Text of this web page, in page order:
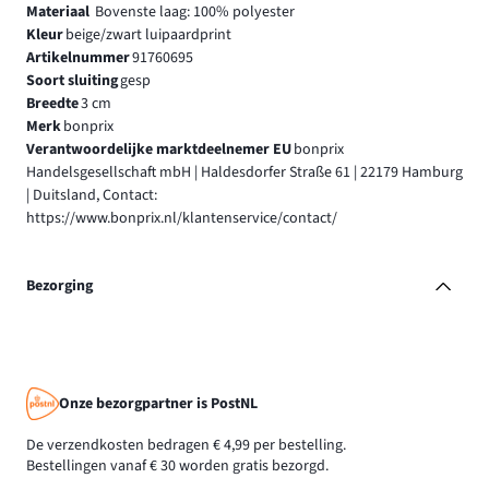
Materiaal Bovenste laag: 100% polyester
Kleurbeige/zwart luipaardprint
Artikelnummer91760695
Soort sluitinggesp
Breedte3 cm
Merkbonprix
Verantwoordelijke marktdeelnemer EUbonprix
Handelsgesellschaft mbH | Haldesdorfer Straße 61 | 22179 Hamburg
| Duitsland, Contact:
https://www.bonprix.nl/klantenservice/contact/
Bezorging
Onze bezorgpartner is PostNL
De verzendkosten bedragen € 4,99 per bestelling.
Bestellingen vanaf € 30 worden gratis bezorgd.